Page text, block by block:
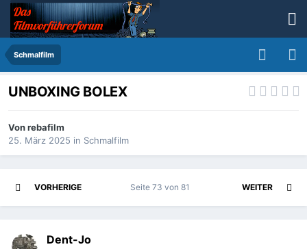
Schmalfilm
UNBOXING BOLEX
Vonrebafilm
25. März 2025 in Schmalfilm
VORHERIGE WEITER
Seite 73 von 81
Dent-Jo